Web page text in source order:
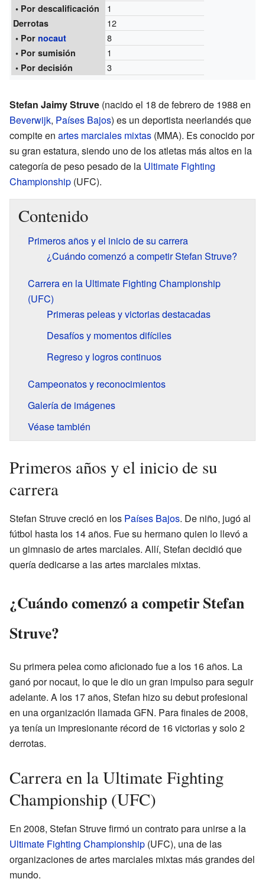
• Por descalificación 1
Derrotas 12
• Por nocaut 8
• Por sumisión 1
• Por decisión 3
Stefan Jaimy Struve (nacido el 18 de febrero de 1988 en
Beverwijk, Países Bajos) es un deportista neerlandés que
compite en artes marciales mixtas (MMA). Es conocido por
su gran estatura, siendo uno de los atletas más altos en la
categoría de peso pesado de la Ultimate Fighting
Championship (UFC).
Contenido
Primeros años y el inicio de su carrera
¿Cuándo comenzó a competir Stefan Struve?
Carrera en la Ultimate Fighting Championship
(UFC)
Primeras peleas y victorias destacadas
Desafíos y momentos difíciles
Regreso y logros continuos
Campeonatos y reconocimientos
Galería de imágenes
Véase también
Primeros años y el inicio de su
carrera
Stefan Struve creció en los Países Bajos. De niño, jugó al
fútbol hasta los 14 años. Fue su hermano quien lo llevó a
un gimnasio de artes marciales. Allí, Stefan decidió que
quería dedicarse a las artes marciales mixtas.
¿Cuándo comenzó a competir Stefan
Struve?
Su primera pelea como aficionado fue a los 16 años. La
ganó por nocaut, lo que le dio un gran impulso para seguir
adelante. A los 17 años, Stefan hizo su debut profesional
en una organización llamada GFN. Para finales de 2008,
ya tenía un impresionante récord de 16 victorias y solo 2
derrotas.
Carrera en la Ultimate Fighting
Championship (UFC)
En 2008, Stefan Struve firmó un contrato para unirse a la
Ultimate Fighting Championship (UFC), una de las
organizaciones de artes marciales mixtas más grandes del
mundo.